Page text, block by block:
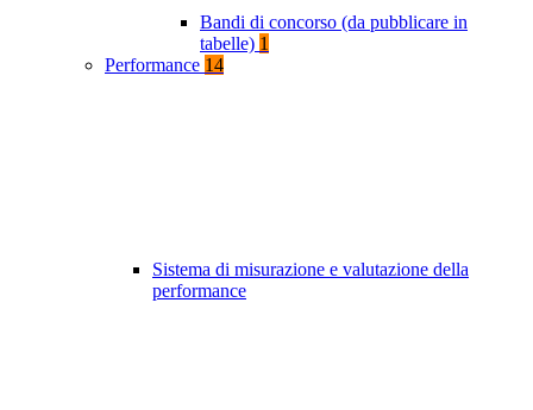
Bandi di concorso (da pubblicare in
tabelle) 1
Performance 14
Sistema di misurazione e valutazione della
performance